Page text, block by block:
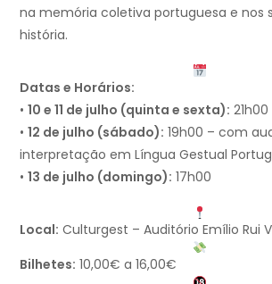
na memória coletiva portuguesa e nos
história.
Datas e Horários:
• 10 e 11 de julho (quinta e sexta): 21h00
• 12 de julho (sábado): 19h00 – com
interpretação em Língua Gestual
• 13 de julho (domingo): 17h00
Local: Culturgest – Auditório Emílio Rui
Bilhetes: 10,00€ a 16,00€